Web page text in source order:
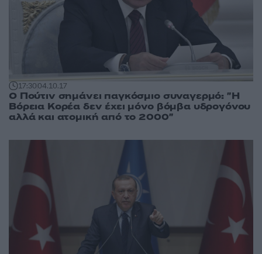
17:3004.10.17
Ο Πούτιν σημάνει παγκόσμιο συναγερμό: "Η
Βόρεια Κορέα δεν έχει μόνο βόμβα υδρογόνου
αλλά και ατομική από το 2000"